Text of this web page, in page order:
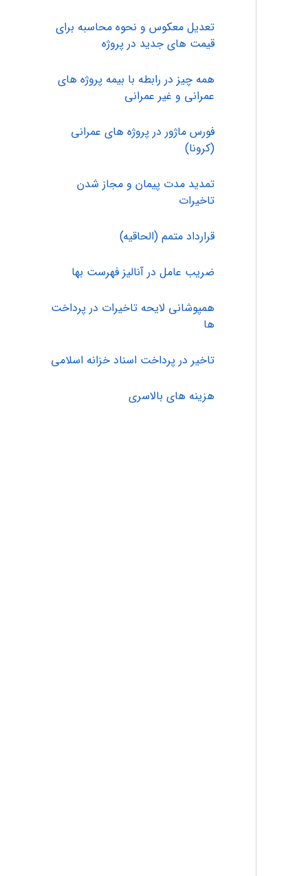
تعدیل معکوس و نحوه محاسبه برای
قیمت های جدید در پروژه
همه چیز در رابطه با بیمه پروژه های
عمرانی و غیر عمرانی
فورس ماژور در پروژه های عمرانی
(کرونا)
تمدید مدت پیمان و مجاز شدن
تاخیرات
قرارداد متمم (الحاقیه)
ضریب عامل در آنالیز فهرست بها
همپوشانی لایحه تاخیرات در پرداخت
ها
تاخیر در پرداخت اسناد خزانه اسلامی
هزینه های بالاسری